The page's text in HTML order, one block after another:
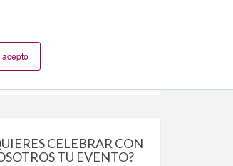
acepto
CELEBRAR CON
TU EVENTO?